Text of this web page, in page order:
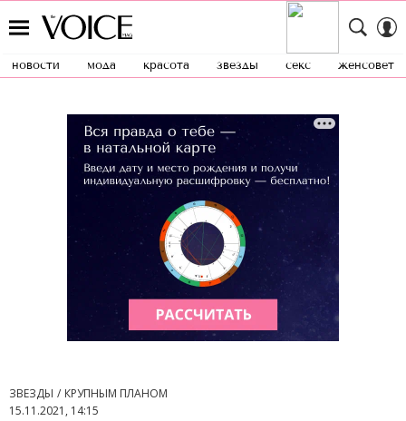
новости мода красота звезды секс женсовет
ЗВЕЗДЫ
КРУПНЫМ ПЛАНОМ
15.11.2021, 14:15